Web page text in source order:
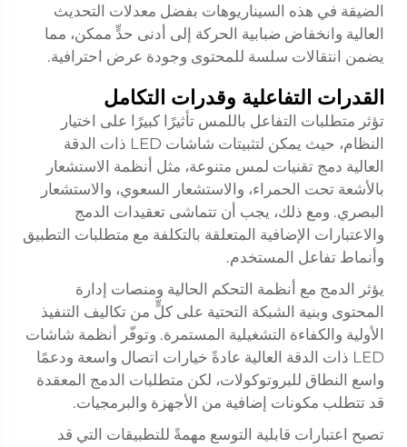
الضيقة في هذه السيناريوهات بفضل معدلات التحديث
العالية وانخفاض ضبابية الحركة إلى أدنى حدٍّ ممكن، مما
يضمن انتقالات سلسة للمحتوى وجودة عرض احترافية.
القدرات التفاعلية وقدرات التكامل
تؤثر متطلبات التفاعل باللمس تأثيرًا كبيرًا على اختيار
النظام، حيث يمكن لتثبيتات شاشات LED ذات الدقة
العالية دمج تقنيات لمس متنوعة، مثل أنظمة الاستشعار
بالأشعة تحت الحمراء، والاستشعار السعوي، والاستشعار
البصري. ومع ذلك، يجب أن تتماشى تعقيدات الدمج
والاعتبارات الإضافية المتعلقة بالتكلفة مع متطلبات التطبيق
وأنماط تفاعل المستخدم.
يؤثر الدمج مع أنظمة التحكم الحالية ومنصات إدارة
المحتوى وبنية الشبكة التحتية على كلٍّ من تكاليف التنفيذ
الأولية والكفاءة التشغيلية المستمرة. وتوفّر أنظمة شاشات
LED ذات الدقة العالية عادةً خيارات اتصال واسعة ودعمًا
واسع النطاق للبروتوكولات، لكن متطلبات الدمج المعقدة
قد تتطلب مكونات إضافية من الأجهزة والبرمجيات.
تصبح اعتبارات قابلية التوسع مهمةً للتطبيقات التي قد